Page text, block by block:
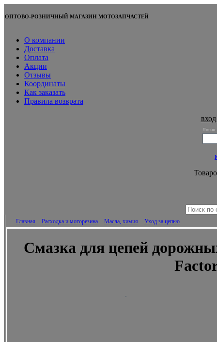
ОПТОВО-РОЗНИЧНЫЙ МАГАЗИН МОТОЗАПЧАСТЕЙ
О компании
Доставка
Оплата
Акции
Отзывы
Координаты
Как заказать
Правила возврата
Логин:
Главная Расходка и моторезина Масла, химия Уход за цепью
Смазка для цепей